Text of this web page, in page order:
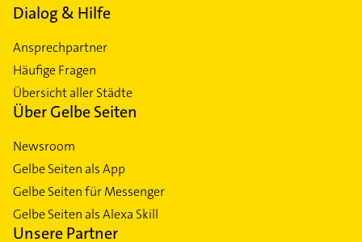
Dialog & Hilfe
Ansprechpartner
Häufige Fragen
Übersicht aller Städte
Über Gelbe Seiten
Newsroom
Gelbe Seiten als App
Gelbe Seiten für Messenger
Gelbe Seiten als Alexa Skill
Unsere Partner